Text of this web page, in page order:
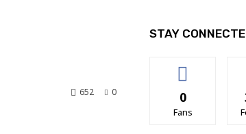
0
652
STAY
0
Fans